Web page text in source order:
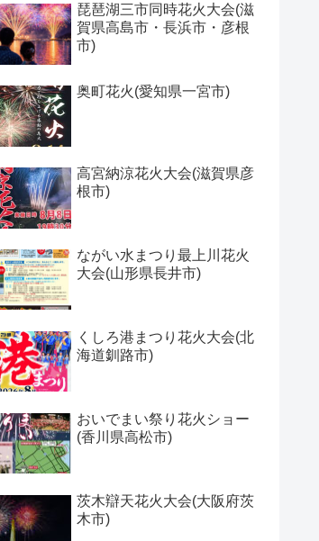
琵琶湖三市同時花火大会(滋
賀県高島市・長浜市・彦根
市)
奥町花火(愛知県一宮市)
高宮納涼花火大会(滋賀県彦
根市)
ながい水まつり最上川花火
大会(山形県長井市)
くしろ港まつり花火大会(北
海道釧路市)
おいでまい祭り花火ショー
(香川県高松市)
茨木辯天花火大会(大阪府茨
木市)